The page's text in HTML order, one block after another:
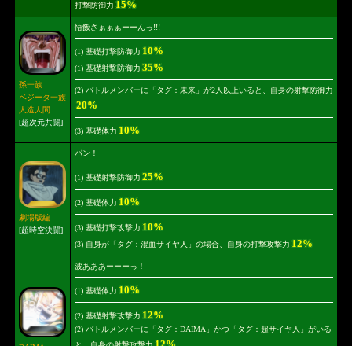
打撃防御力 15%
孫一族
ベジータ一族
人造人間
[超次元共闘]
悟飯さぁぁぁーーんっ!!!
(1) 基礎打撃防御力 10%
(1) 基礎射撃防御力 35%
(2) バトルメンバーに「タグ：未来」が2人以上いると、自身の射撃防御力
20%
(3) 基礎体力 10%
劇場版編
[超時空決闘]
パン！
(1) 基礎射撃防御力 25%
(2) 基礎体力 10%
(3) 基礎打撃攻撃力 10%
(3) 自身が「タグ：混血サイヤ人」の場合、自身の打撃攻撃力 12%
波あああーーーっ！
(1) 基礎体力 10%
(2) 基礎射撃攻撃力 12%
(2) バトルメンバーに「タグ：DAIMA」かつ「タグ：超サイヤ人」がいる